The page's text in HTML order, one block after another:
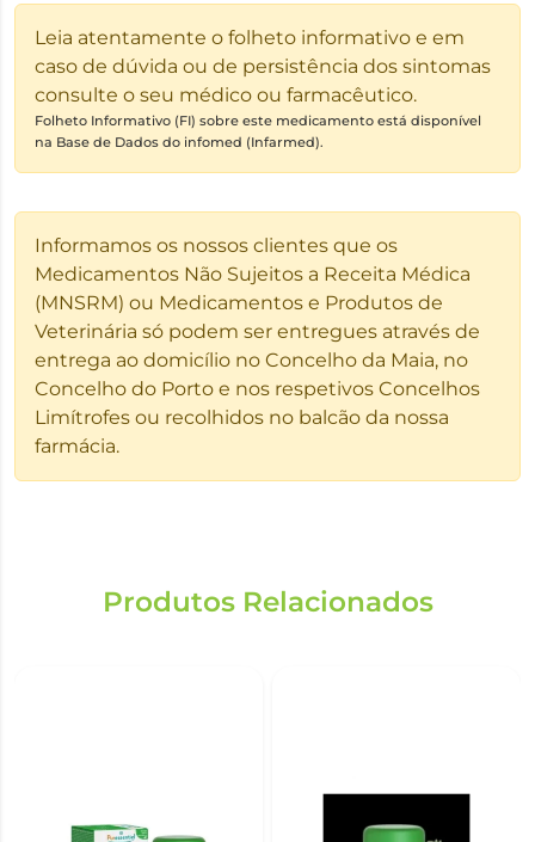
Leia atentamente o folheto informativo e em
caso de dúvida ou de persistência dos sintomas
consulte o seu médico ou farmacêutico.
Folheto Informativo (FI) sobre este medicamento está disponível
na Base de Dados do infomed (Infarmed).
Informamos os nossos clientes que os
Medicamentos Não Sujeitos a Receita Médica
(MNSRM) ou Medicamentos e Produtos de
Veterinária só podem ser entregues através de
entrega ao domicílio no Concelho da Maia, no
Concelho do Porto e nos respetivos Concelhos
Limítrofes ou recolhidos no balcão da nossa
farmácia.
Produtos Relacionados